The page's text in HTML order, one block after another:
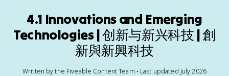
4.1 Innovations and Emerging
Technologies | 创新与新兴科技 | 創
新與新興科技
Written by the Fiveable Content Team • Last updated July 2026